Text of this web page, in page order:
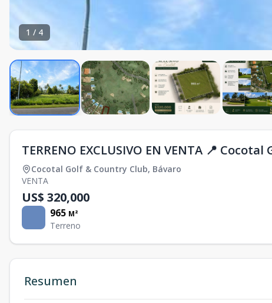
1 / 4
TERRENO EXCLUSIVO EN VENTA 📍
Cocotal Golf & Country Club, Bávaro
VENTA
US$ 320,000
965 M²
Terreno
Resumen